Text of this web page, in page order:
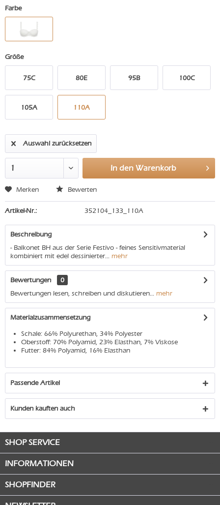
Farbe
Größe
75C 80E 95B 100C
105A 110A
Auswahl zurücksetzen
In den Warenkorb
Merken Bewerten
Artikel-Nr.: 352104_133_110A
Beschreibung
- Balkonet BH aus der Serie Festivo - feines Sensitivmaterial
kombiniert mit edel dessinierter... mehr
Bewertungen
0
Bewertungen lesen, schreiben und diskutieren... mehr
Materialzusammensetzung
Schale: 66% Polyurethan, 34% Polyester
Oberstoff: 70% Polyamid, 23% Elasthan, 7% Viskose
Futter: 84% Polyamid, 16% Elasthan
Passende Artikel
Kunden kauften auch
SHOP SERVICE
INFORMATIONEN
SHOPFINDER